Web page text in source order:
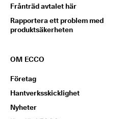
Frånträd avtalet här
Rapportera ett problem med
produktsäkerheten
OM ECCO
Företag
Hantverksskicklighet
Nyheter